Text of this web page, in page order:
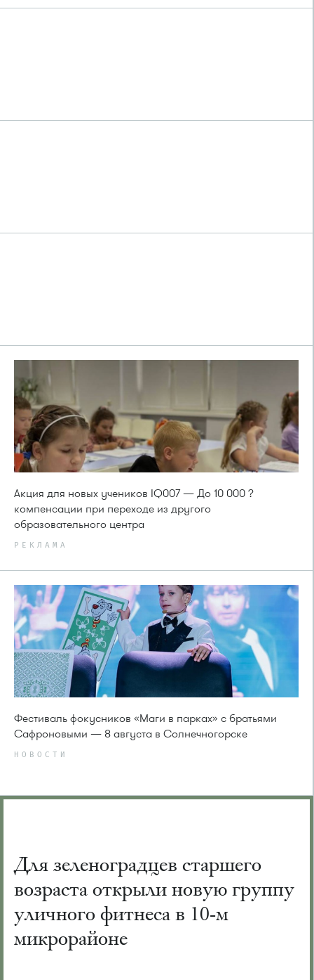
Акция для новых учеников IQ007 — До 10 000 ?
компенсации при переходе из другого
образовательного центра
РЕКЛАМА
Фестиваль фокусников «Маги в парках» с братьями
Сафроновыми — 8 августа в Солнечногорске
НОВОСТИ
Для зеленоградцев старшего
возраста открыли новую группу
уличного фитнеса в 10-м
микрорайоне